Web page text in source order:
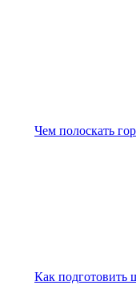
Чем полоскать
Как подготовить